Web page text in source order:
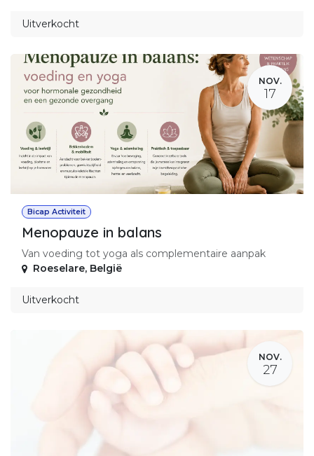
Uitverkocht
NOV.
17
Bicap Activiteit
Menopauze in balans
Van voeding tot yoga als complementaire aanpak
Roeselare, België
Uitverkocht
NOV.
27